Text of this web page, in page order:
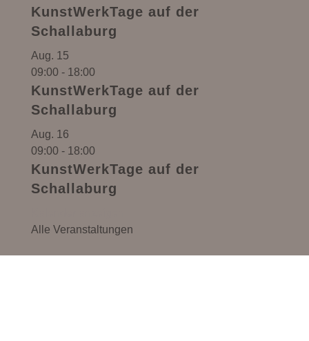
KunstWerkTage auf der
Schallaburg
Aug. 15
09:00 - 18:00
KunstWerkTage auf der
Schallaburg
Aug. 16
09:00 - 18:00
KunstWerkTage auf der
Schallaburg
Alle Veranstaltungen